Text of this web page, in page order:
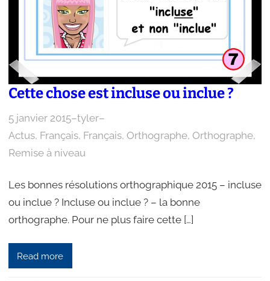
Cette chose est incluse ou inclue ?
5 janvier 2015–tyler–
Actus, Français, Français, Orthographe, Orthographe
Remise à niveau
Les bonnes résolutions orthographique 2015 – incluse
ou inclue ? Incluse ou inclue ? – la bonne
orthographe. Pour ne plus faire cette […]
Read more